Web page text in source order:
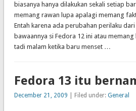
biasanya hanya dilakukan sekali setiap
memang rawan lupa apalagi memang
Entah karena ada perubahan perilaku
bawaannya si Fedora 12 ini atau
tadi malam ketika baru menset …
Fedora 13 itu
December 21, 2009 | Filed under: General